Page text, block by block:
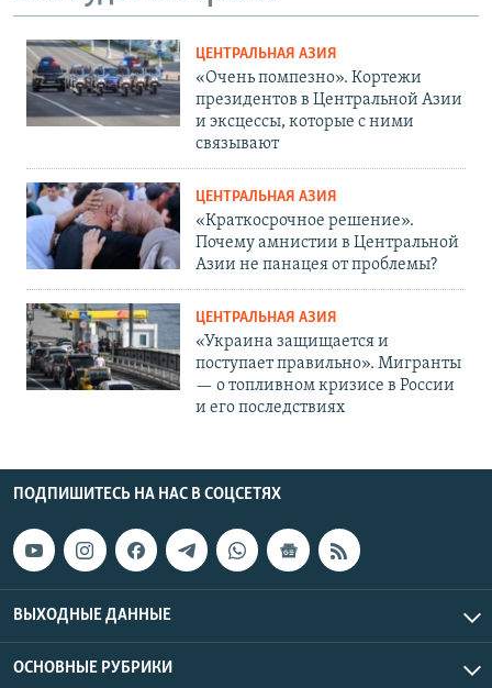
ЦЕНТРАЛЬНАЯ АЗИЯ
«Очень помпезно». Кортежи
президентов в Центральной Азии
и эксцессы, которые с ними
связывают
ЦЕНТРАЛЬНАЯ АЗИЯ
«Краткосрочное решение».
Почему амнистии в Центральной
Азии не панацея от проблемы?
ЦЕНТРАЛЬНАЯ АЗИЯ
«Украина защищается и
поступает правильно». Мигранты
— о топливном кризисе в России
и его последствиях
ПОДПИШИТЕСЬ НА НАС В СОЦСЕТЯХ
ВЫХОДНЫЕ ДАННЫЕ
ОСНОВНЫЕ РУБРИКИ